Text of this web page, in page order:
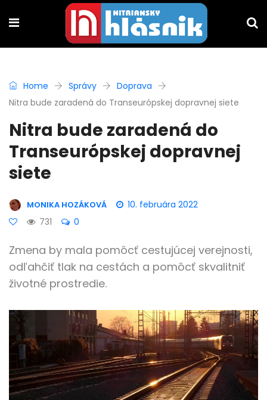
Home Správy
Doprava
Nitra bude zaradená do Transeurópskej dopravnej siete
Nitra bude zaradená do
Transeurópskej dopravnej
siete
MONIKA HOZÁKOVÁ
10. februára 2022
731
0
Zmena by mala pomôcť cestujúcej verejnosti,
odľahčiť tlak na cestách a pomôcť skvalitniť
životné prostredie.